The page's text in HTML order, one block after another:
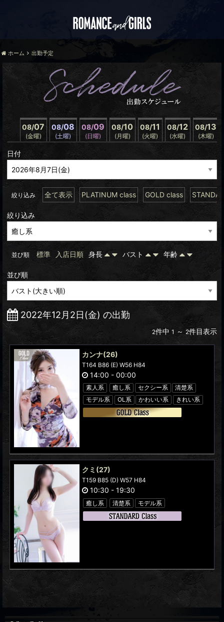
ホーム 出勤予定
08/07
(金曜)
08/08
(土曜)
08/09
(日曜)
08/10
(月曜)
08/11
(火曜)
08/12
(水曜)
08/13
(木曜)
日付
絞り込み 全て表示 PLATINUM class GOLD class
絞り込み
並び順 標準 入店日順 身長 バスト 年齢
並び順
2022年12月2日(金) の出勤
2件中 1 ～ 2件目表示
カンナ(26)
T164 B86 (E) W56 H84
14:00 - 00:00
素人系 癒し系 セクシー系
清楚系
モデル系
OL系 かわいい系 きれい系
クミ (27)
T159 B85 (D) W57 H84
10:30 - 19:30
癒し系 清楚系 モデル系